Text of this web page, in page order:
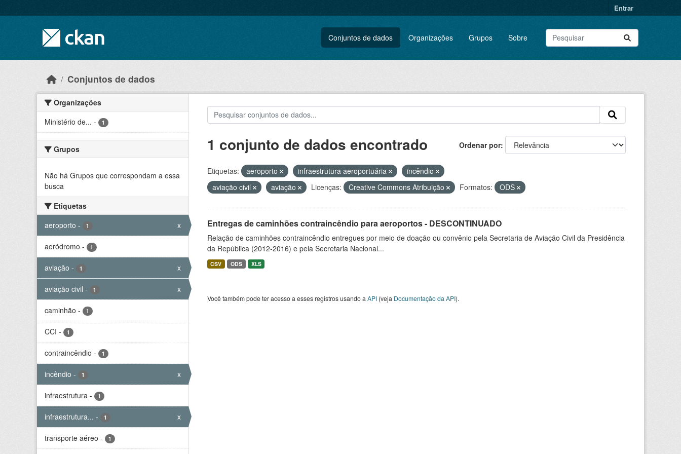
Entrar
Conjuntos de dados Organizações Grupos Sobre
Conjuntos de dados
Organizações
Ministério de... - 1
Grupos
Não há Grupos que correspondam a essa
busca
Etiquetas
aeroporto - 1 x
aeródromo - 1
aviação - 1 x
aviação civil - 1 x
caminhão - 1
CCI - 1
contraincêndio - 1
incêndio - 1 x
infraestrutura - 1
infraestrutura... - 1 x
transporte aéreo - 1
Ordenar por
1 conjunto de dados encontrado
Etiquetas: aeroporto infraestrutura aeroportuária
incêndio
aviação civil
aviação Licenças: Creative Commons Atribuição Formatos: ODS
Entregas de caminhões contraincêndio para aeroportos - DESCONTINUADO
Relação de caminhões contraincêndio entregues por meio de doação ou convênio pela Secretaria de Aviação Civil da Presidência
da República (2012-2016) e pela Secretaria Nacional...
CSV ODS XLS
Você também pode ter acesso a esses registros usando a API(veja Documentação da API).